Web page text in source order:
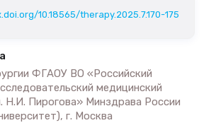
10.18565/therapy.2025.7.170-175
ФГАОУ ВО «Российский
медицинский
Н.И. Пирогова» Минздрава России
г. Москва